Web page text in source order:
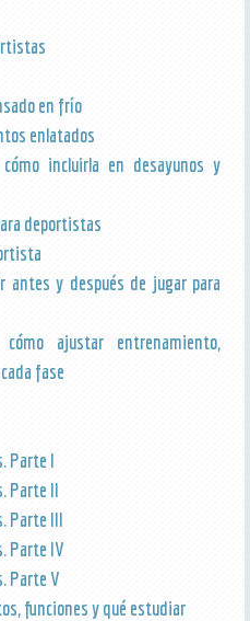
en frío
enlatados
incluirla en desayunos y
deportistas
antes y después de jugar para
ajustar entrenamiento,
fase
Parte I
Parte II
Parte III
Parte IV
Parte V
funciones y qué estudiar